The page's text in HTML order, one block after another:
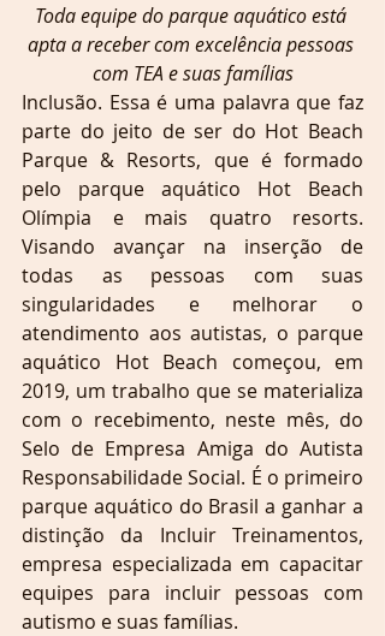
Toda equipe do parque aquático está
apta a receber com excelência pessoas
com TEA e suas famílias
Inclusão. Essa é uma palavra que faz
parte do jeito de ser do Hot Beach
Parque & Resorts, que é formado
pelo parque aquático Hot Beach
Olímpia e mais quatro resorts.
Visando avançar na inserção de
todas as pessoas com suas
singularidades e melhorar o
atendimento aos autistas, o parque
aquático Hot Beach começou, em
2019, um trabalho que se materializa
com o recebimento, neste mês, do
Selo de Empresa Amiga do Autista
Responsabilidade Social. É o primeiro
parque aquático do Brasil a ganhar a
distinção da Incluir Treinamentos,
empresa especializada em capacitar
equipes para incluir pessoas com
autismo e suas famílias.